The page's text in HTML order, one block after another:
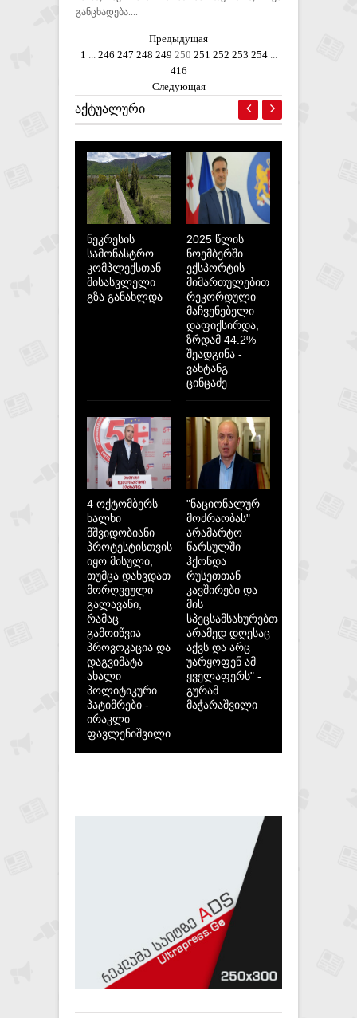
განცხადება....
Предыдущая
1 ... 246 247 248 249 250 251 252 253 254 ...
416
Следующая
ᲐᲥᲢᲣᲐᲚᲣᲠᲘ
ნეკრესის
სამონასტრო
კომპლექსთან
მისასვლელი
გზა განახლდა
2025 წლის
ნოემბერში
ექსპორტის
მიმართულებით
რეკორდული
მაჩვენებელი
დაფიქსირდა,
ზრდამ 44.2%
შეადგინა -
ვახტანგ
ცინცაძე
4 ოქტომბერს
ხალხი
მშვიდობიანი
პროტესტისთვის
იყო მისული,
თუმცა დახვდათ
მორღვეული
გალავანი,
რამაც
გამოიწვია
პროვოკაცია და
დაგვიმატა
ახალი
პოლიტიკური
პატიმრები -
ირაკლი
ფავლენიშვილი
"ნაციონალურ
მოძრაობას"
არამარტო
წარსულში
ჰქონდა
რუსეთთან
კავშირები და
მის
სპეცსამსახურებთან,
არამედ დღესაც
აქვს და არც
უარყოფენ ამ
ყველაფერს" -
გურამ
მაჭარაშვილი